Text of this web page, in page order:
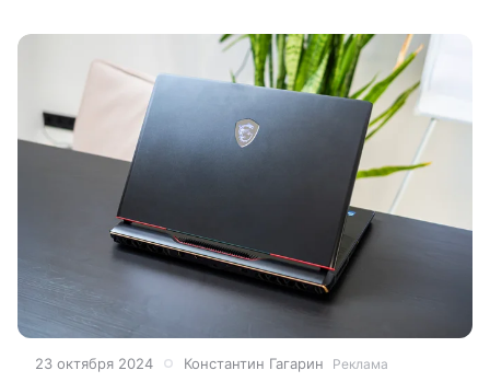
23 октября 2024 Константин Гагарин Реклама